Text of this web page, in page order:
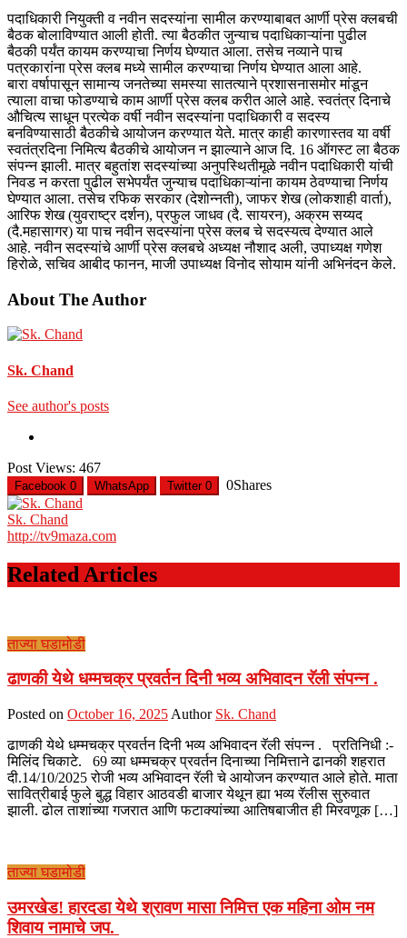
पदाधिकारी नियुक्ती व नवीन सदस्यांना सामील करण्याबाबत आर्णी प्रेस क्लबची
बैठक बोलाविण्यात आली होती. त्या बैठकीत जुन्याच पदाधिकाऱ्यांना पुढील
बैठकी पर्यंत कायम करण्याचा निर्णय घेण्यात आला. तसेच नव्याने पाच
पत्रकारांना प्रेस क्लब मध्ये सामील करण्याचा निर्णय घेण्यात आला आहे.
बारा वर्षापासून सामान्य जनतेच्या समस्या सातत्याने प्रशासनासमोर मांडून
त्याला वाचा फोडण्याचे काम आर्णी प्रेस क्लब करीत आले आहे. स्वतंत्र दिनाचे
औचित्य साधून प्रत्येक वर्षी नवीन सदस्यांना पदाधिकारी व सदस्य
बनविण्यासाठी बैठकीचे आयोजन करण्यात येते. मात्र काही कारणास्तव या वर्षी
स्वतंत्रदिना निमित्य बैठकीचे आयोजन न झाल्याने आज दि. 16 ऑगस्ट ला बैठक
संपन्न झाली. मात्र बहुतांश सदस्यांच्या अनुपस्थितीमूळे नवीन पदाधिकारी यांची
निवड न करता पुढील सभेपर्यंत जुन्याच पदाधिकाऱ्यांना कायम ठेवण्याचा निर्णय
घेण्यात आला. तसेच रफिक सरकार (देशोन्नती), जाफर शेख (लोकशाही वार्ता),
आरिफ शेख (युवराष्ट्र दर्शन), प्रफुल जाधव (दै. सायरन), अक्रम सय्यद
(दै.महासागर) या पाच नवीन सदस्यांना प्रेस क्लब चे सदस्यत्व देण्यात आले
आहे. नवीन सदस्यांचे आर्णी प्रेस क्लबचे अध्यक्ष नौशाद अली, उपाध्यक्ष गणेश
हिरोळे, सचिव आबीद फानन, माजी उपाध्यक्ष विनोद सोयाम यांनी अभिनंदन केले.
About The Author
Sk. Chand
See author's posts
Post Views: 467
Facebook 0 WhatsApp Twitter 0 0Shares
Sk. Chand
http://tv9maza.com
Related Articles
ताज्या घडामोडी
ढाणकी येथे धम्मचक्र प्रवर्तन दिनी भव्य अभिवादन रॅली संपन्न .
Posted on October 16, 2025 Author Sk. Chand
ढाणकी येथे धम्मचक्र प्रवर्तन दिनी भव्य अभिवादन रॅली संपन्न . प्रतिनिधी :-
मिलिंद चिकाटे. 69 व्या धम्मचक्र प्रवर्तन दिनाच्या निमित्ताने ढानकी शहरात
दी.14/10/2025 रोजी भव्य अभिवादन रॅली चे आयोजन करण्यात आले होते. माता
सावित्रीबाई फुले बुद्ध विहार आठवडी बाजार येथून ह्या भव्य रॅलीस सुरुवात
झाली. ढोल ताशांच्या गजरात आणि फटाक्यांच्या आतिषबाजीत ही मिरवणूक […]
ताज्या घडामोडी
उमरखेड! हारदडा येथे श्रावण मासा निमित्त एक महिना ओम नम
शिवाय नामाचे जप.